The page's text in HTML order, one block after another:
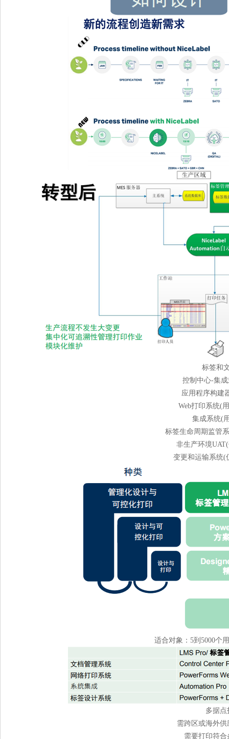
标签和
控制中心-集
应用程序构建
Web打印系统(
集成系统(
标签生命周期监管
非生产环境
变更和运输系统(
适合对象：5到5000个
多据点
需跨区或海外
需要打印符